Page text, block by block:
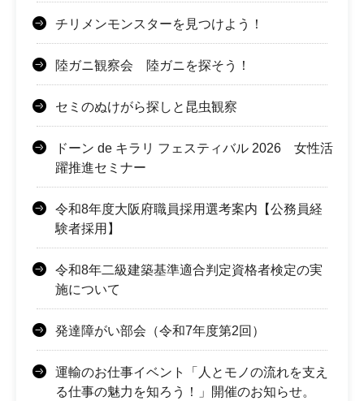
チリメンモンスターを見つけよう！
陸ガニ観察会 陸ガニを探そう！
セミのぬけがら探しと昆虫観察
ドーン de キラリ フェスティバル 2026 女性活
躍推進セミナー
令和8年度大阪府職員採用選考案内【公務員経
験者採用】
令和8年二級建築基準適合判定資格者検定の実
施について
発達障がい部会（令和7年度第2回）
運輸のお仕事イベント「人とモノの流れを支え
る仕事の魅力を知ろう！」開催のお知らせ。